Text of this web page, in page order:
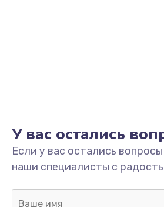
У вас остались
Если у вас остались
наши специалисты с